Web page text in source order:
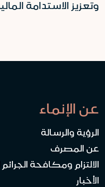
وتعزيز الاستدامة
عن الإنماء
الرؤية والرسالة
عن المصرف
الالتزام ومكافحة الجرائم
الأخبار